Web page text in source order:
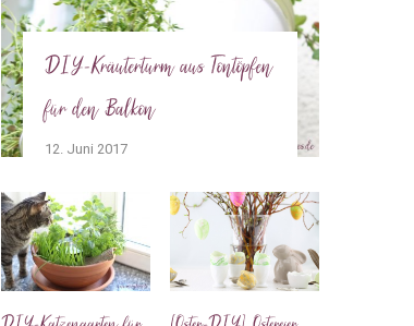
DIY-Kräuterturm aus Tontöpfen
für den Balkon
12. Juni 2017